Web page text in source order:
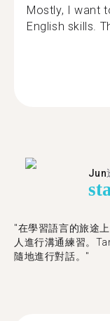
Mostly, I want
English skills.
Jun
"在學習語言的旅途
人進行溝通練習。
隨地進行對話。"